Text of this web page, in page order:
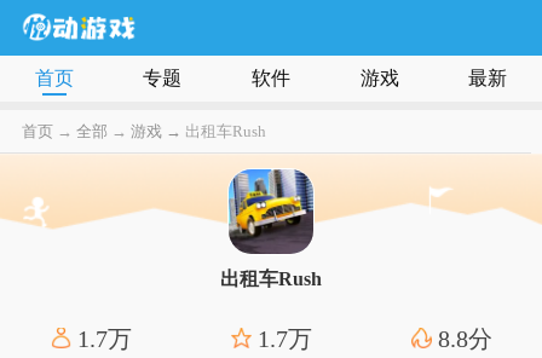
首页 专题 软件 游戏 最新
首页→ 全部 → 游戏 → 出租车Rush
出租车Rush
1.7万 1.7万 8.8分